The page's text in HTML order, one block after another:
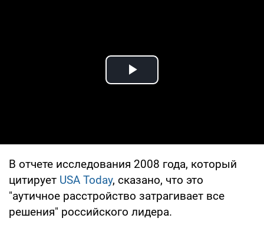
Play Video
В отчете исследования 2008 года, который
цитирует USA Today, сказано, что это
"аутичное расстройство затрагивает все
решения" российского лидера.